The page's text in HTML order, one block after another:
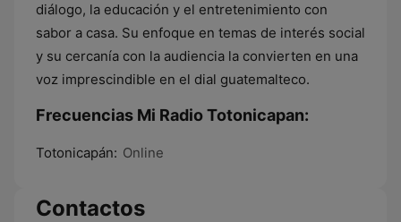
diálogo, la educación y el entretenimiento con
sabor a casa. Su enfoque en temas de interés social
y su cercanía con la audiencia la convierten en una
voz imprescindible en el dial guatemalteco.
Frecuencias Mi Radio Totonicapan:
Totonicapán: Online
Contactos